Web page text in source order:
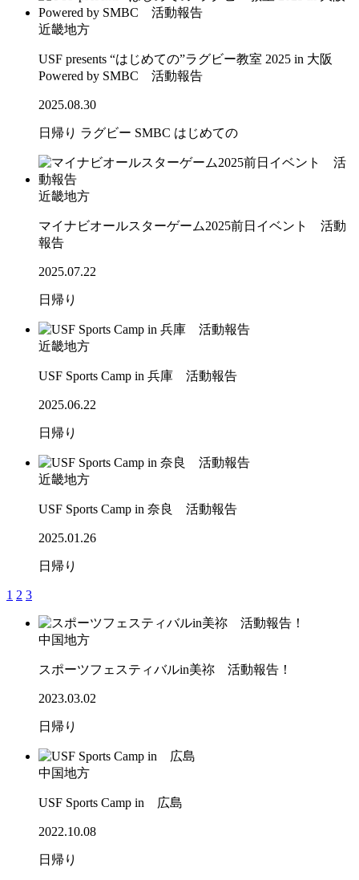
近畿地方
USF presents “はじめての”ラグビー教室 2025 in 大阪
Powered by SMBC 活動報告
2025.08.30
日帰り ラグビー SMBC はじめての
近畿地方
マイナビオールスターゲーム2025前日イベント 活動
報告
2025.07.22
日帰り
近畿地方
USF Sports Camp in 兵庫 活動報告
2025.06.22
日帰り
近畿地方
USF Sports Camp in 奈良 活動報告
2025.01.26
日帰り
1 2 3
中国地方
スポーツフェスティバルin美祢 活動報告！
2023.03.02
日帰り
中国地方
USF Sports Camp in 広島
2022.10.08
日帰り